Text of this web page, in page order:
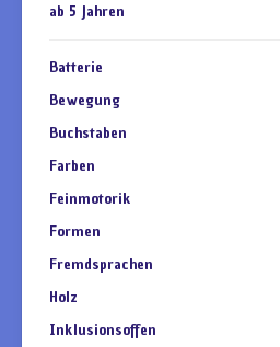
ab 5 Jahren
Batterie
Bewegung
Buchstaben
Farben
Feinmotorik
Formen
Fremdsprachen
Holz
Inklusionsoffen